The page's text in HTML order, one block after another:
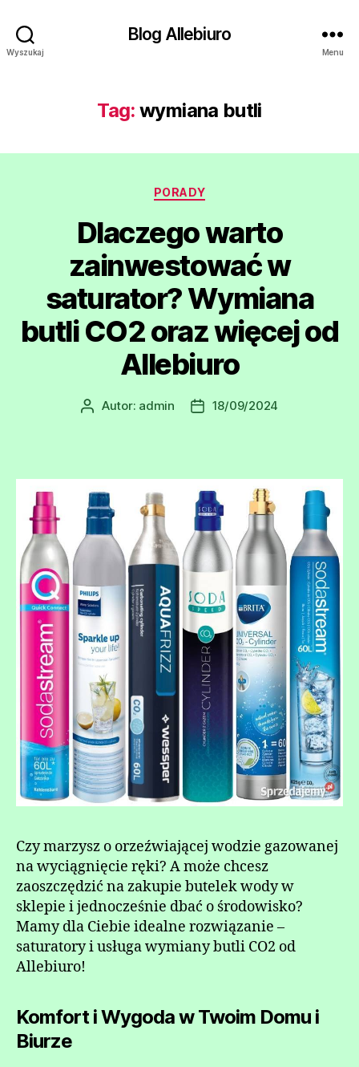
Wyszukaj
Blog Allebiuro
Menu
Tag: wymiana butli
Kategorie
PORADY
Dlaczego warto
zainwestować w
saturator? Wymiana
butli CO2 oraz więcej od
Allebiuro
AutorAutor: admin
Data18/09/2024
Czy marzysz o orzeźwiającej wodzie gazowanej
na wyciągnięcie ręki? A może chcesz
zaoszczędzić na zakupie butelek wody w
sklepie i jednocześnie dbać o środowisko?
Mamy dla Ciebie idealne rozwiązanie –
saturatory i usługa wymiany butli CO2 od
Allebiuro!
Komfort i Wygoda w Twoim Domu i
Biurze